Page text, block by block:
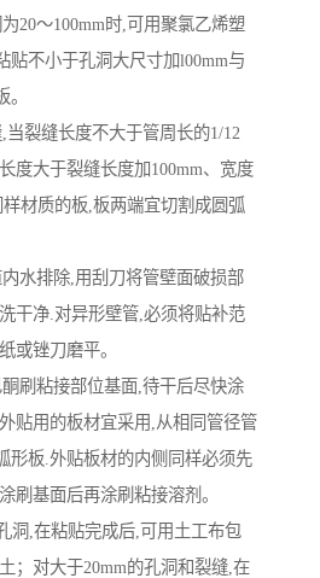
20～100mm时,可用聚氯乙烯塑
贴不小于孔洞大尺寸加l00mm与
裂缝长度不大于管周长的1/12
度大于裂缝长度加100mm、宽度
材质的板,板两端宜切割成圆弧
水排除,用刮刀将管壁面破损部
干净.对异形壁管,必须将贴补范
或锉刀磨平。
刷粘接部位基面,待干后尽快涂
贴用的板材宜采用,从相同管径管
形板.外贴板材的内侧同样必须先
刷基面后再涂刷粘接溶剂。
洞,在粘贴完成后,可用土工布包
；对大于20mm的孔洞和裂缝,在